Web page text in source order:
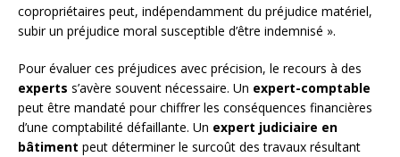
copropriétaires peut, indépendamment du préjudice matériel,
subir un préjudice moral susceptible d’être indemnisé ».
Pour évaluer ces préjudices avec précision, le recours à des
experts s’avère souvent nécessaire. Un expert-comptable
peut être mandaté pour chiffrer les conséquences financières
d’une comptabilité défaillante. Un expert judiciaire en
bâtiment peut déterminer le surcoût des travaux résultant